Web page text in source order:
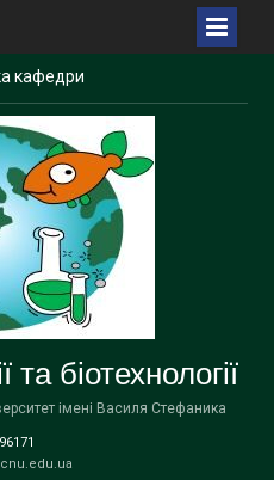
кафедри
долучилася
біологічної
IBO 2026
зустріч для
цікавляться
кафедри
біотехнології
у Літній
та біотехнології
імені Василя Стефаника